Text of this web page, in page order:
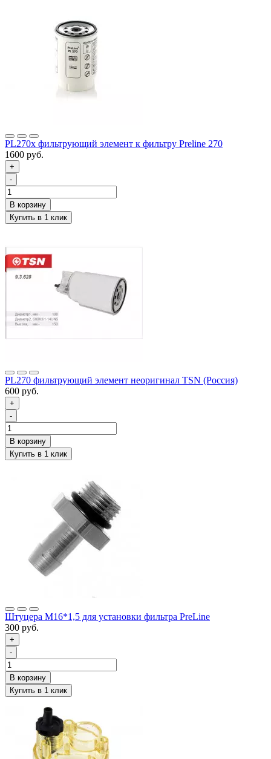
PL270x фильтрующий элемент к фильтру Preline 270
1600 руб.
+
-
PL270 фильтрующий элемент неоригинал TSN (Россия)
600 руб.
+
-
Штуцера М16*1,5 для установки фильтра PreLine
300 руб.
+
-